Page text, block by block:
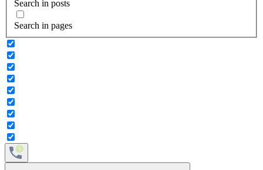
Search in posts
Search in pages